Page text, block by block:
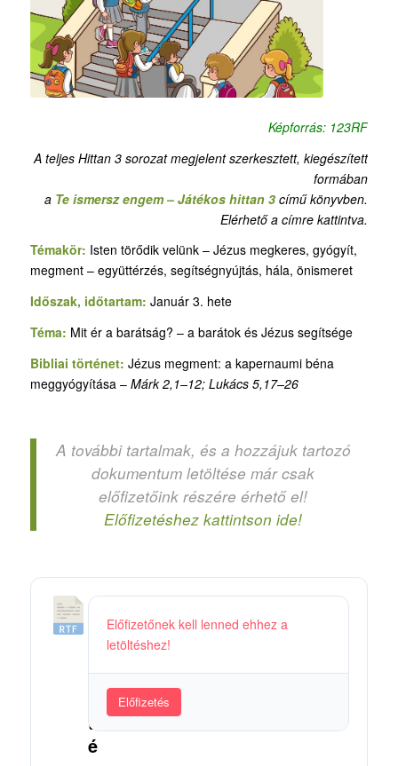
Képforrás: 123RF
A teljes Hittan 3 sorozat megjelent szerkesztett, kiegészített
formában
a Te ismersz engem – Játékos hittan 3 című könyvben.
Elérhető a címre kattintva.
Témakör: Isten törődik velünk – Jézus megkeres, gyógyít,
megment – együttérzés, segítségnyújtás, hála, önismeret
Időszak, időtartam: Január 3. hete
Téma: Mit ér a barátság? – a barátok és Jézus segítsége
Bibliai történet: Jézus megment: a kapernaumi béna
meggyógyítása – Márk 2,1–12; Lukács 5,17–26
A további tartalmak, és a hozzájuk tartozó
dokumentum letöltése már csak
előfizetőink részére érhető el!
Előfizetéshez kattintson ide!
1
M
t
é
Előfizetőnek kell lenned ehhez a
letöltéshez!
Előfizetés